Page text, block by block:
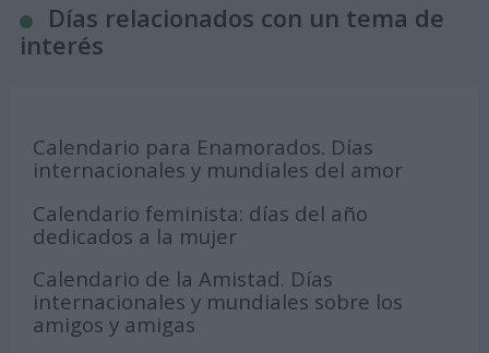
Días relacionados con un tema de
interés
Calendario para Enamorados. Días
internacionales y mundiales del amor
Calendario feminista: días del año
dedicados a la mujer
Calendario de la Amistad. Días
internacionales y mundiales sobre los
amigos y amigas